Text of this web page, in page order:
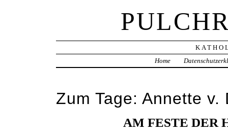
Home
Zum Tage: Annette
AM FESTE DER